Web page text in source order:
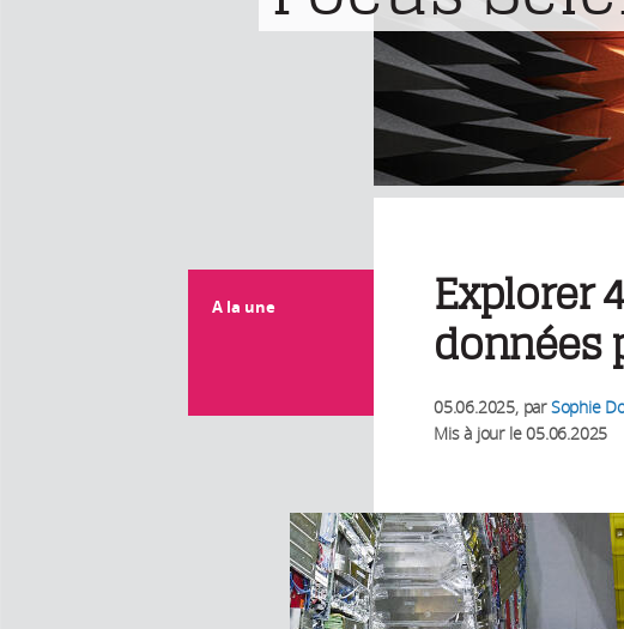
A la une
Explorer
données
05.06.2025, parSophie
Mis à jour le05.06.2025